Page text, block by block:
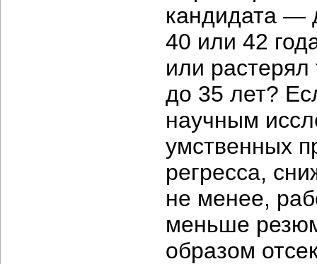
кандидата —
40 или 42
или
до 35 лет?
научным
умственных
регресса,
не менее,
меньше
образом